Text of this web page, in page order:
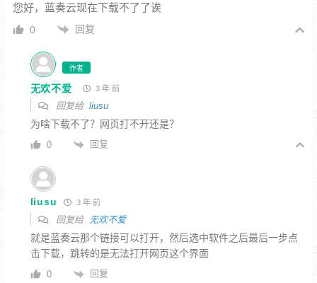
您好，蓝奏云现在下载不了了诶
0 回复
作者
无欢不爱 3 年 前
回复给 liusu
为啥下载不了？网页打不开还是？
0 回复
liusu 3 年 前
回复给 无欢不爱
就是蓝奏云那个链接可以打开，然后选中软件之后最后一步点
击下载，跳转的是无法打开网页这个界面
0 回复